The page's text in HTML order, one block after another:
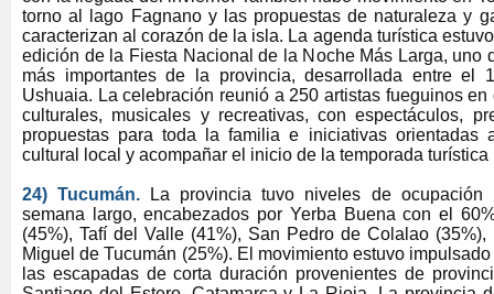
torno al lago Fagnano y las propuestas de naturaleza y
caracterizan al corazón de la isla. La agenda turística
edición de la Fiesta Nacional de la Noche Más Larga, uno
más importantes de la provincia, desarrollada entre
Ushuaia. La celebración reunió a 250 artistas fueguinos
culturales, musicales y recreativas, con espectáculos,
propuestas para toda la familia e iniciativas orientadas
cultural local y acompañar el inicio de la temporada turística
24) Tucumán.
La provincia tuvo niveles de ocupación
semana largo, encabezados por Yerba Buena con el
(45%), Tafí del Valle (41%), San Pedro de Colalao
Miguel de Tucumán (25%). El movimiento estuvo
las escapadas de corta duración provenientes de